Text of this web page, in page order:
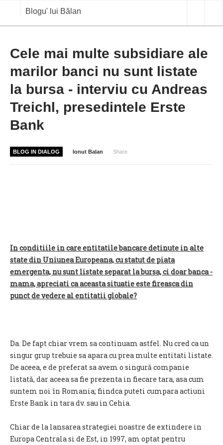
Blogu' lui Bălan
OPINII
ANALIZE
BLOG IN DIALOG
STIRI
CURS VALUTAR IN TIMP REAL
COMMODITIES
Cele mai multe subsidiare ale
marilor banci nu sunt listate
la bursa - interviu cu Andreas
Treichl, presedintele Erste
Bank
BLOG IN DIALOG Ionut Balan Share
In conditiile in care entitatile bancare detinute in alte
state din Uniunea Europeana, cu statut de piata
emergenta, nu sunt listate separat la bursa, ci doar banca -
mama, apreciati ca aceasta situatie este fireasca din
punct de vedere al entitatii globale?
Da. De fapt chiar vrem sa continuam astfel. Nu cred ca un
singur grup trebuie sa apara cu prea multe entitati listate.
De aceea, e de preferat sa avem o singură companie
listată, dar aceea sa fie prezenta in fiecare tara, asa cum
suntem noi în Romania; fiindca puteti cumpara actiuni
Erste Bank in tara dv. sau in Cehia.
Chiar de la lansarea strategiei noastre de extindere in
Europa Centrala si de Est, in 1997, am optat pentru